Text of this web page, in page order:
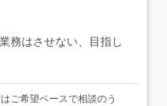
務はさせない、目指し
ご希望ベースで相談のう